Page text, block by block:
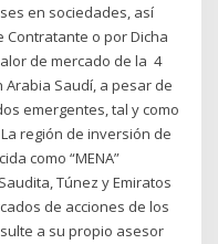
en sociedades, así
Contratante o por Dicha
de mercado de la 4
Arabia Saudí, a pesar de
emergentes, tal y como
región de inversión de
como “MENA”
Túnez y Emiratos
de acciones de los
a su propio asesor